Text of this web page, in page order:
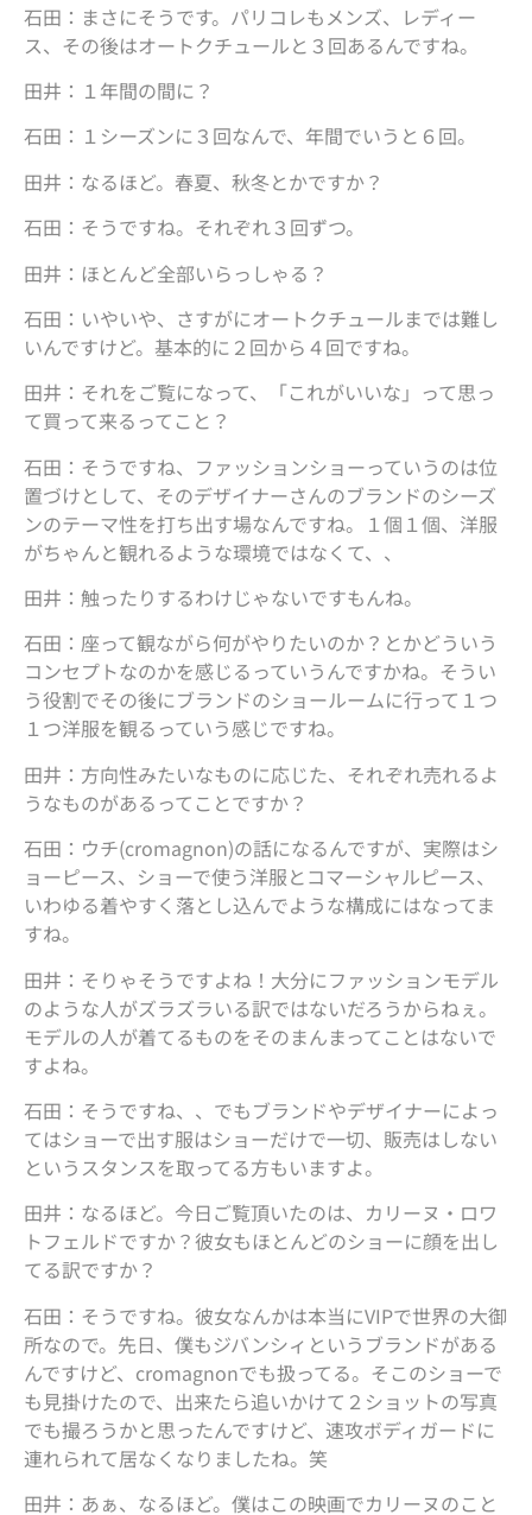
石田：まさにそうです。パリコレもメンズ、レディー
ス、その後はオートクチュールと３回あるんですね。
田井：１年間の間に？
石田：１シーズンに３回なんで、年間でいうと６回。
田井：なるほど。春夏、秋冬とかですか？
石田：そうですね。それぞれ３回ずつ。
田井：ほとんど全部いらっしゃる？
石田：いやいや、さすがにオートクチュールまでは難し
いんですけど。基本的に２回から４回ですね。
田井：それをご覧になって、「これがいいな」って思っ
て買って来るってこと？
石田：そうですね、ファッションショーっていうのは位
置づけとして、そのデザイナーさんのブランドのシーズ
ンのテーマ性を打ち出す場なんですね。１個１個、洋服
がちゃんと観れるような環境ではなくて、、
田井：触ったりするわけじゃないですもんね。
石田：座って観ながら何がやりたいのか？とかどういう
コンセプトなのかを感じるっていうんですかね。そうい
う役割でその後にブランドのショールームに行って１つ
１つ洋服を観るっていう感じですね。
田井：方向性みたいなものに応じた、それぞれ売れるよ
うなものがあるってことですか？
石田：ウチ(cromagnon)の話になるんですが、実際はシ
ョーピース、ショーで使う洋服とコマーシャルピース、
いわゆる着やすく落とし込んでような構成にはなってま
すね。
田井：そりゃそうですよね！大分にファッションモデル
のような人がズラズラいる訳ではないだろうからねぇ。
モデルの人が着てるものをそのまんまってことはないで
すよね。
石田：そうですね、、でもブランドやデザイナーによっ
てはショーで出す服はショーだけで一切、販売はしない
というスタンスを取ってる方もいますよ。
田井：なるほど。今日ご覧頂いたのは、カリーヌ・ロワ
トフェルドですか？彼女もほとんどのショーに顔を出し
てる訳ですか？
石田：そうですね。彼女なんかは本当にVIPで世界の大御
所なので。先日、僕もジバンシィというブランドがある
んですけど、cromagnonでも扱ってる。そこのショーで
も見掛けたので、出来たら追いかけて２ショットの写真
でも撮ろうかと思ったんですけど、速攻ボディガードに
連れられて居なくなりましたね。笑
田井：あぁ、なるほど。僕はこの映画でカリーヌのこと